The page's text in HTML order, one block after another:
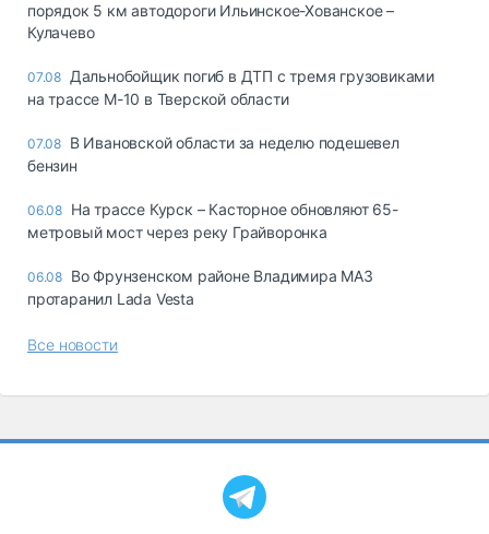
порядок 5 км автодороги Ильинское-Хованское –
Кулачево
07.08 Дальнобойщик погиб в ДТП с тремя грузовиками
на трассе М-10 в Тверской области
07.08 В Ивановской области за неделю подешевел
бензин
06.08 На трассе Курск – Касторное обновляют 65-
метровый мост через реку Грайворонка
06.08 Во Фрунзенском районе Владимира МАЗ
протаранил Lada Vesta
Все новости